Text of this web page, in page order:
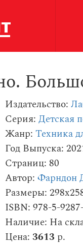
Издательство:
Серия: Детская
Жанр: Техника
Год Выпуска:
Страниц: 80
Автор: Фарндон
Размеры:
ISBN: 978-5-
Наличие: На
Цена: 3613 р.